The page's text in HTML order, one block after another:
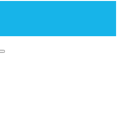
খুজুন